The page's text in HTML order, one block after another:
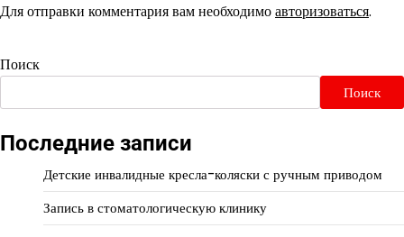
Для отправки комментария вам необходимоавторизоваться.
Поиск
Поиск
Последние записи
Детские инвалидные кресла-коляски с ручным приводом
Запись в стоматологическую клинику